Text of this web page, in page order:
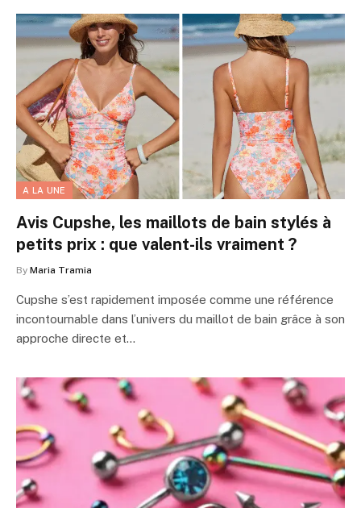
A LA UNE
Avis Cupshe, les maillots de bain stylés à
petits prix : que valent-ils vraiment ?
By Maria Tramia
Cupshe s’est rapidement imposée comme une référence
incontournable dans l’univers du maillot de bain grâce à son
approche directe et…